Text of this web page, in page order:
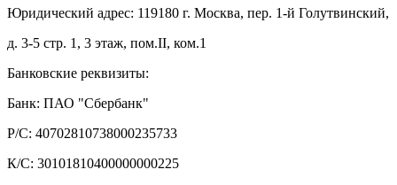
Юридический адрес: 119180 г. Москва, пер. 1-й Голутвинский,
д. 3-5 стр. 1, 3 этаж, пом.II, ком.1
Банковские реквизиты:
Банк: ПАО "Сбербанк"
Р/С: 40702810738000235733
К/С: 30101810400000000225